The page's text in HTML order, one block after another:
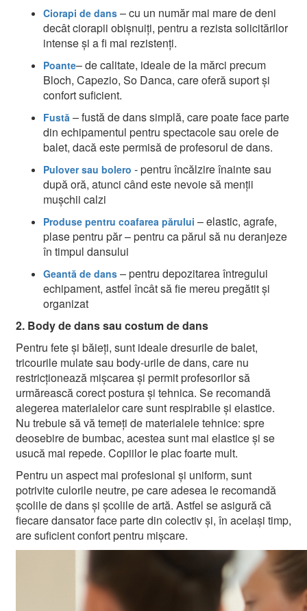
Ciorapi de dans – cu un număr mai mare de deni
decât ciorapii obișnuiți, pentru a rezista solicitărilor
intense și a fi mai rezistenți.
Poante– de calitate, ideale de la mărci precum
Bloch, Capezio, So Danca, care oferă suport și
confort suficient.
Fustă – fustă de dans simplă, care poate face parte
din echipamentul pentru spectacole sau orele de
balet, dacă este permisă de profesorul de dans.
Pulover sau bolero - pentru încălzire înainte sau
după oră, atunci când este nevoie să menții
mușchii calzi
Produse pentru coafarea părului – elastic, agrafe,
plase pentru păr – pentru ca părul să nu deranjeze
în timpul dansului
Geantă de dans – pentru depozitarea întregului
echipament, astfel încât să fie mereu pregătit și
organizat
2. Body de dans sau costum de dans
Pentru fete și băieți, sunt ideale dresurile de balet,
tricourile mulate sau body-urile de dans, care nu
restricționează mișcarea și permit profesorilor să
urmărească corect postura și tehnica. Se recomandă
alegerea materialelor care sunt respirabile și elastice.
Nu trebuie să vă temeți de materialele tehnice: spre
deosebire de bumbac, acestea sunt mai elastice și se
usucă mai repede. Copiilor le plac foarte mult.
Pentru un aspect mai profesional și uniform, sunt
potrivite culorile neutre, pe care adesea le recomandă
școlile de dans și școlile de artă. Astfel se asigură că
fiecare dansator face parte din colectiv și, în același timp,
are suficient confort pentru mișcare.